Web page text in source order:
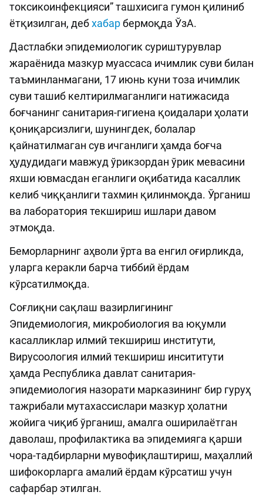
токсикоинфекцияси” ташхисига гумон қилиниб
ётқизилган, дебхабарбермоқда ЎзА.
Дастлабки эпидемиологик суриштурувлар
жараёнида мазкур муассаса ичимлик суви билан
таъминланмагани, 17 июнь куни тоза ичимлик
суви ташиб келтирилмаганлиги натижасида
боғчанинг санитария-гигиена қоидалари ҳолати
қониқарсизлиги, шунингдек, болалар
қайнатилмаган сув ичганлиги ҳамда боғча
ҳудудидаги мавжуд ўрикзордан ўрик мевасини
яхши ювмасдан еганлиги оқибатида касаллик
келиб чиққанлиги тахмин қилинмоқда. Ўрганиш
ва лаборатория текшириш ишлари давом
этмоқда.
Беморларнинг аҳволи ўрта ва енгил оғирликда,
уларга керакли барча тиббий ёрдам
кўрсатилмоқда.
Соғлиқни сақлаш вазирлигининг
Эпидемиология, микробиология ва юқумли
касалликлар илмий текшириш институти,
Вирусоология илмий текшириш инсититути
ҳамда Республика давлат санитария-
эпидемиология назорати марказининг бир гуруҳ
тажрибали мутахассислари мазкур ҳолатни
жойига чиқиб ўрганиш, амалга оширилаётган
даволаш, профилактика ва эпидемияга қарши
чора-тадбирларни мувофиқлаштириш, маҳаллий
шифокорларга амалий ёрдам кўрсатиш учун
сафарбар этилган.